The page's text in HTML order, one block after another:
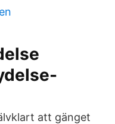
att gänget